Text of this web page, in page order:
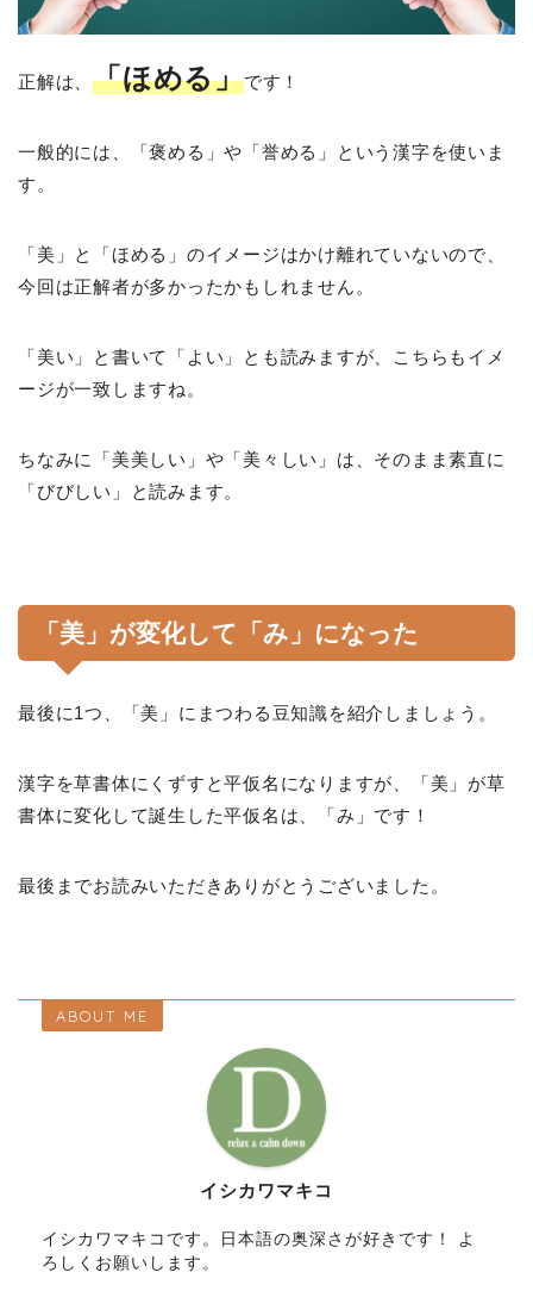
正解は、「ほめる」です！
一般的には、「褒める」や「誉める」という漢字を使いま
す。
「美」と「ほめる」のイメージはかけ離れていないので、
今回は正解者が多かったかもしれません。
「美い」と書いて「よい」とも読みますが、こちらもイメ
ージが一致しますね。
ちなみに「美美しい」や「美々しい」は、そのまま素直に
「びびしい」と読みます。
「美」が変化して「み」になった
最後に1つ、「美」にまつわる豆知識を紹介しましょう。
漢字を草書体にくずすと平仮名になりますが、「美」が草
書体に変化して誕生した平仮名は、「み」です！
最後までお読みいただきありがとうございました。
ABOUT ME
イシカワマキコ
イシカワマキコです。日本語の奥深さが好きです！ よ
ろしくお願いします。